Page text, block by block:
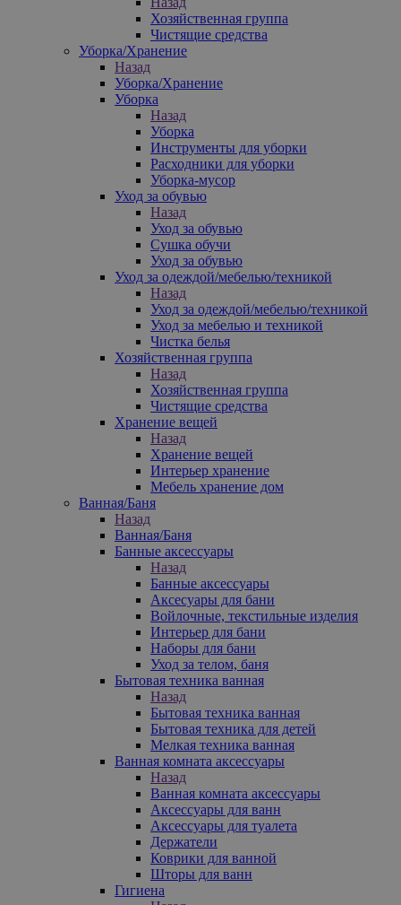
Хозяйственная группа
Чистящие средства
Уборка/Хранение
Назад
Уборка/Хранение
Уборка
Назад
Уборка
Инструменты для уборки
Расходники для уборки
Уборка-мусор
Уход за обувью
Назад
Уход за обувью
Сушка обучи
Уход за обувью
Уход за одеждой/мебелью/техникой
Назад
Уход за одеждой/мебелью/техникой
Уход за мебелью и техникой
Чистка белья
Хозяйственная группа
Назад
Хозяйственная группа
Чистящие средства
Хранение вещей
Назад
Хранение вещей
Интерьер хранение
Мебель хранение дом
Ванная/Баня
Назад
Ванная/Баня
Банные аксессуары
Назад
Банные аксессуары
Аксесуары для бани
Войлочные, текстильные изделия
Интерьер для бани
Наборы для бани
Уход за телом, баня
Бытовая техника ванная
Назад
Бытовая техника ванная
Бытовая техника для детей
Мелкая техника ванная
Ванная комната аксессуары
Назад
Ванная комната аксессуары
Аксессуары для ванн
Аксессуары для туалета
Держатели
Коврики для ванной
Шторы для ванн
Гигиена